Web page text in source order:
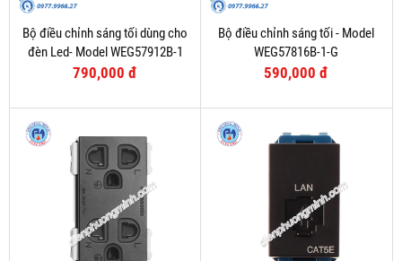
Bộ điều chỉnh sáng tối dùng cho
đèn Led- Model WEG57912B-1
790,000 đ
Bộ điều chỉnh sáng tối - Model
WEG57816B-1-G
590,000 đ